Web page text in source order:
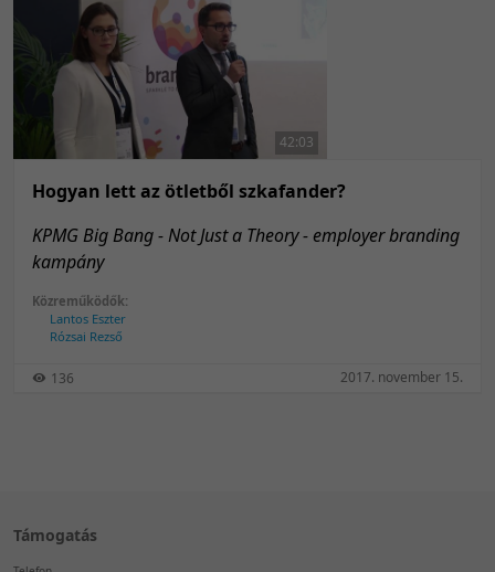
Utolsó módosítás szerint
Utolsó módosítás szerint
10 tétel/oldal
20 tétel/oldal
50 tétel/oldal
100 tétel/oldal
42:03
Hogyan lett az ötletből szkafander?
KPMG Big Bang - Not Just a Theory - employer branding
kampány
Közreműködők:
Lantos Eszter
Rózsai Rezső
136 2017. november 15.
Támogatás